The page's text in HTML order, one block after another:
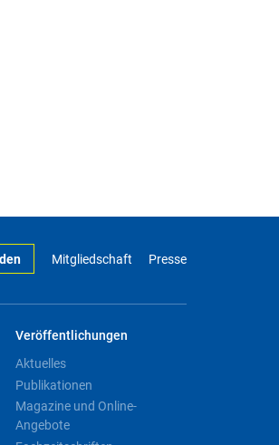
Mitgliedschaft Presse
Veröffentlichungen
Aktuelles
Publikationen
Magazine und Online-
Angebote